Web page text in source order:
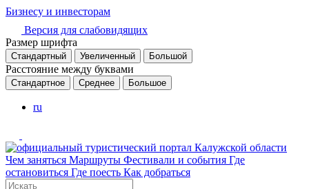
Бизнесу и инвесторам
Версия для слабовидящих
Размер шрифта
Стандартный Увеличенный Большой
Расстояние между буквами
Стандартное Среднее Большое
ru
Чем заняться Маршруты Фестивали и события Где
остановиться Где поесть Как добраться